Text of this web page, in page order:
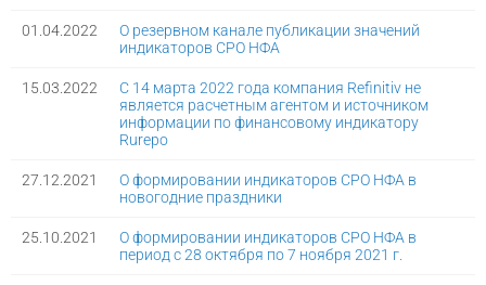
01.04.2022
О резервном канале публикации значений
индикаторов СРО НФА
15.03.2022
С 14 марта 2022 года компания Refinitiv не
является расчетным агентом и источником
информации по финансовому индикатору
Rurepo
27.12.2021
О формировании индикаторов СРО НФА в
новогодние праздники
25.10.2021
О формировании индикаторов СРО НФА в
период с 28 октября по 7 ноября 2021 г.